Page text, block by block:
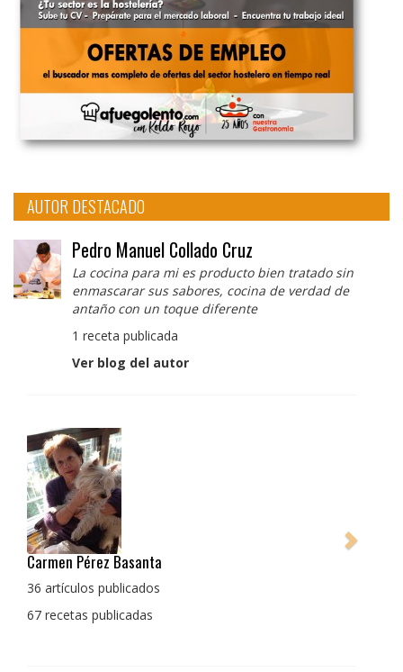
AUTOR DESTACADO
Pedro Manuel Collado Cruz
La cocina para mi es producto bien tratado sin
enmascarar sus sabores, cocina de verdad de
antaño con un toque diferente
1 receta publicada
Ver blog del autor
Pérez Basanta
publicados
publicadas